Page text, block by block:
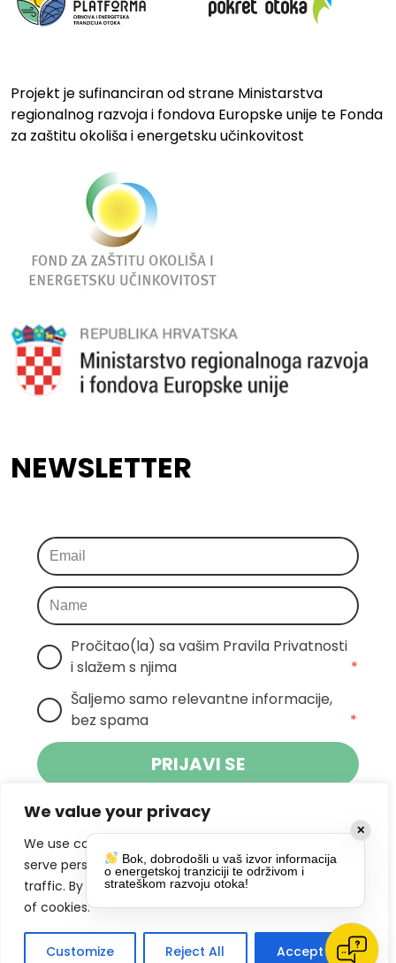
We value your privacy
We use cookies to enhance your browsing experience,
serve personalized ads or content, and analyze our
traffic. By clicking "Accept All", you consent to our use
of cookies.
Customize Reject All Accept All
Projekt je sufinanciran od strane Ministarstva
regionalnog razvoja i fondova Europske unije te Fonda
za zaštitu okoliša i energetsku učinkovitost
NEWSLETTER
Pročitao(la) sa vašim Pravila Privatnosti
i slažem s njima
*
Šaljemo samo relevantne informacije,
bez spama
*
PRIJAVI SE
Klikom na gumb dajete suglasnost za
primanje novosti Pokreta Otoka te se
slažete spolitikom privatnosti.
DRUŠTVENE MREŽE
✕
Bok, dobrodošli u vaš izvor informacija
o energetskoj tranziciji te održivom i
strateškom razvoju otoka!